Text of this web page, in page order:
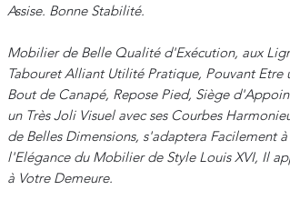
Assise. Bonne Stabilité.
Mobilier de Belle Qualité d'Exécution, aux
Tabouret Alliant Utilité Pratique, Pouvant Etre
Bout de Canapé, Repose Pied, Siège
un Très Joli Visuel avec ses Courbes
de Belles Dimensions, s'adaptera Facilement
l'Elégance du Mobilier de Style Louis XVI, Il
à Votre Demeure.